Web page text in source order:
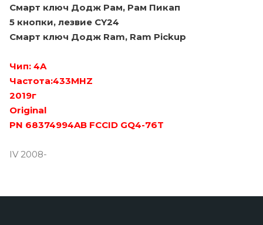
Смарт ключ Додж Рам, Рам Пикап
5 кнопки, лезвие CY24
Смарт ключ Додж Ram, Ram Pickup
Чип: 4A
Частота:433MHZ
2019г
Original
PN 68374994AB FCCID GQ4-76T
IV 2008-